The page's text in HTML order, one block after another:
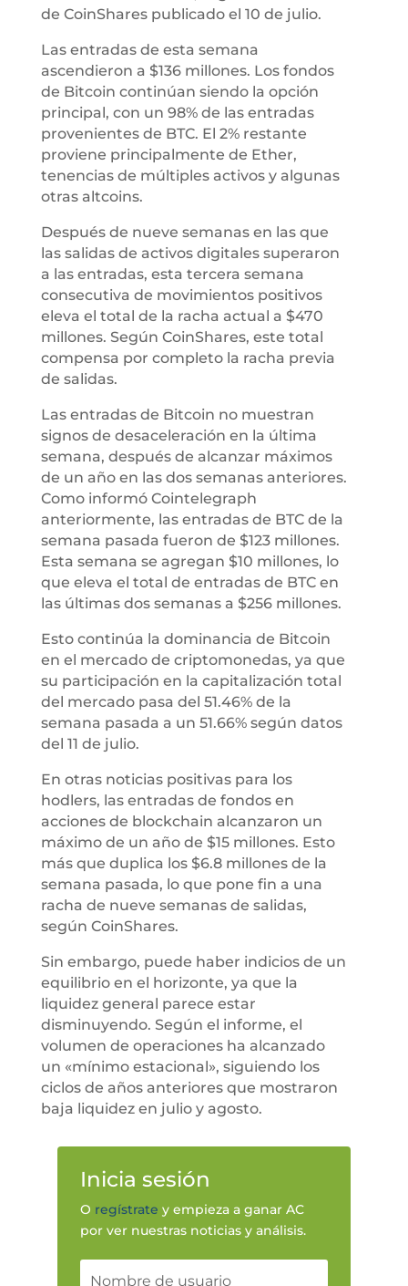
de CoinShares publicado el 10 de julio.
Las entradas de esta semana
ascendieron a $136 millones. Los fondos
de Bitcoin continúan siendo la opción
principal, con un 98% de las entradas
provenientes de BTC. El 2% restante
proviene principalmente de Ether,
tenencias de múltiples activos y algunas
otras altcoins.
Después de nueve semanas en las que
las salidas de activos digitales superaron
a las entradas, esta tercera semana
consecutiva de movimientos positivos
eleva el total de la racha actual a $470
millones. Según CoinShares, este total
compensa por completo la racha previa
de salidas.
Las entradas de Bitcoin no muestran
signos de desaceleración en la última
semana, después de alcanzar máximos
de un año en las dos semanas anteriores.
Como informó Cointelegraph
anteriormente, las entradas de BTC de la
semana pasada fueron de $123 millones.
Esta semana se agregan $10 millones, lo
que eleva el total de entradas de BTC en
las últimas dos semanas a $256 millones.
Esto continúa la dominancia de Bitcoin
en el mercado de criptomonedas, ya que
su participación en la capitalización total
del mercado pasa del 51.46% de la
semana pasada a un 51.66% según datos
del 11 de julio.
En otras noticias positivas para los
hodlers, las entradas de fondos en
acciones de blockchain alcanzaron un
máximo de un año de $15 millones. Esto
más que duplica los $6.8 millones de la
semana pasada, lo que pone fin a una
racha de nueve semanas de salidas,
según CoinShares.
Sin embargo, puede haber indicios de un
equilibrio en el horizonte, ya que la
liquidez general parece estar
disminuyendo. Según el informe, el
volumen de operaciones ha alcanzado
un «mínimo estacional», siguiendo los
ciclos de años anteriores que mostraron
baja liquidez en julio y agosto.
Inicia sesión
O regístrate y empieza a ganar AC
por ver nuestras noticias y análisis.